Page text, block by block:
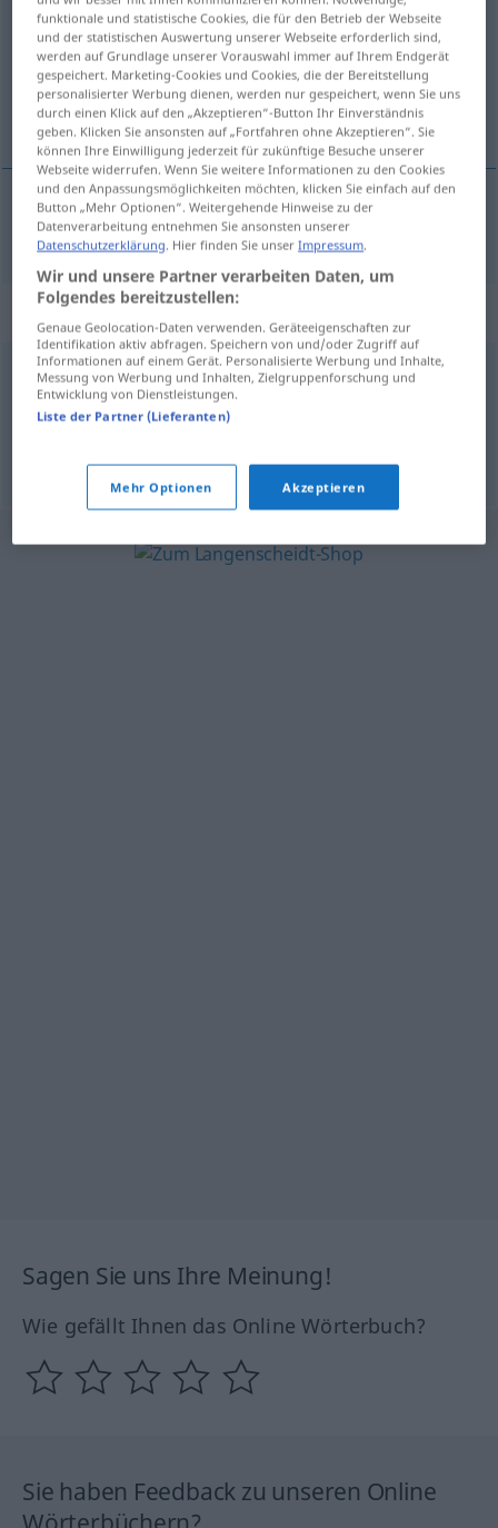
Übersicht aller Übersetzungen
(Für mehr Details die Übersetzung anklicken/antippen)
anzünden, in Brand stecken
anzünden, inBrandstecken incendiar
Synonyme für "incendiar"
abrasar,calcinar,carbonizar,incinerar,quemar,
achicharrar,chamuscar,arder
© OpenThesaurus-es
Sagen Sie uns Ihre Meinung!
Wie gefällt Ihnen das Online Wörterbuch?
Sie haben Feedback zu unseren Online
funktionale und statistische Cookies, die für den Betrieb der Webseite
und der statistischen Auswertung unserer Webseite erforderlich sind,
werden auf Grundlage unserer Vorauswahl immer auf Ihrem Endgerät
gespeichert. Marketing-Cookies und Cookies, die der Bereitstellung
personalisierter Werbung dienen, werden nur gespeichert, wenn Sie uns
durch einen Klick auf den „Akzeptieren“-Button Ihr Einverständnis
geben. Klicken Sie ansonsten auf „Fortfahren ohne Akzeptieren“. Sie
können Ihre Einwilligung jederzeit für zukünftige Besuche unserer
Webseite widerrufen. Wenn Sie weitere Informationen zu den Cookies
und den Anpassungsmöglichkeiten möchten, klicken Sie einfach auf den
Button „Mehr Optionen“. Weitergehende Hinweise zu der
Datenverarbeitung entnehmen Sie ansonsten unserer
Datenschutzerklärung. Hier finden Sie unserImpressum.
Wir und unsere Partner verarbeiten Daten, um
Folgendes bereitzustellen:
Genaue Geolocation-Daten verwenden. Geräteeigenschaften zur
Identifikation aktiv abfragen. Speichern von und/oder Zugriff auf
Informationen auf einem Gerät. Personalisierte Werbung und Inhalte,
Messung von Werbung und Inhalten, Zielgruppenforschung und
Entwicklung von Dienstleistungen.
Liste der Partner (Lieferanten)
Mehr Optionen Akzeptieren